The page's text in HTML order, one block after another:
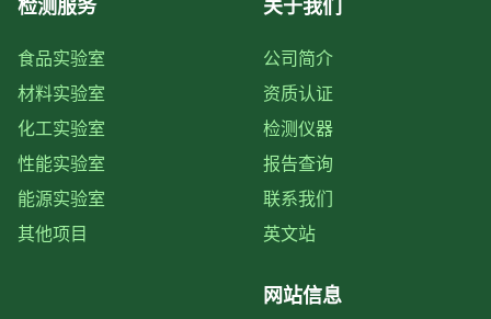
食品实验室
材料实验室
化工实验室
性能实验室
能源实验室
其他项目
公司简介
资质认证
检测仪器
报告查询
联系我们
英文站
网站信息